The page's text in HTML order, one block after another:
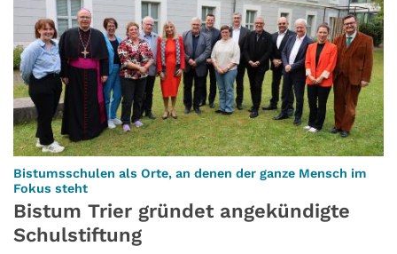
Bistumsschulen als Orte, an denen der ganze Mensch im
Fokus steht:
Bistum Trier gründet angekündigte
Schulstiftung